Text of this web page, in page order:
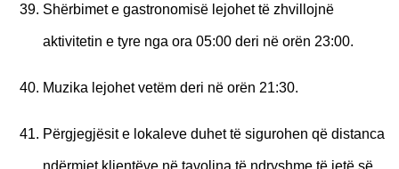
Shërbimet e gastronomisë lejohet të zhvillojnë
aktivitetin e tyre nga ora 05:00 deri në orën 23:00.
Muzika lejohet vetëm deri në orën 21:30.
Përgjegjësit e lokaleve duhet të sigurohen që distanca
ndërmjet klientëve në tavolina të ndryshme të jetë së